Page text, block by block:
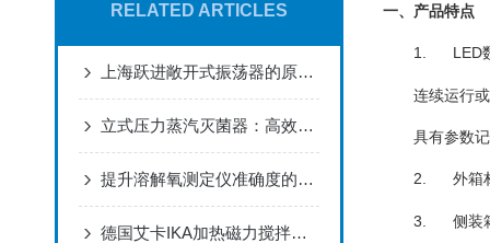
RELATED ARTICLES
上海跃进敞开式振荡器的原理和作用
立式压力蒸汽灭菌器：高效杀菌的利器
提升溶解氧测定仪准确度的系统性方法
德国艾卡IKA加热磁力搅拌器与恒温磁力搅拌器一样的吗？
一、产品特点
1. LED
连续运行
具有参数
2. 外箱
3. 侧装